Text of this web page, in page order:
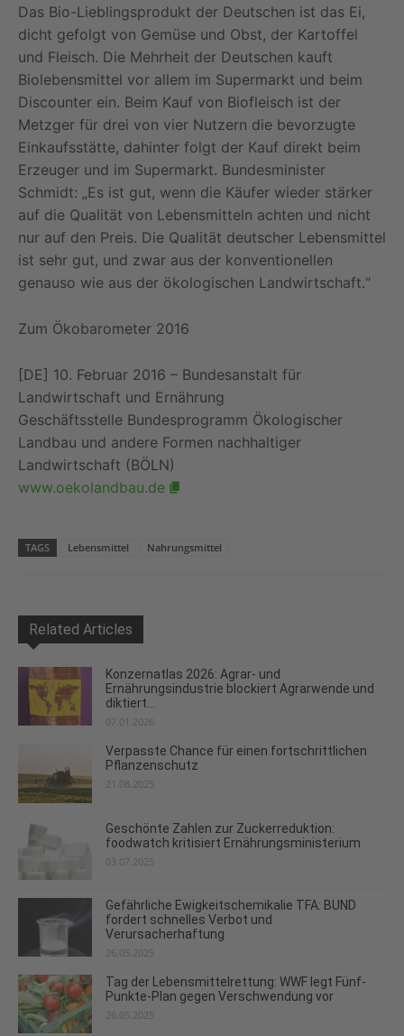
Das Bio-Lieblingsprodukt der Deutschen ist das Ei,
dicht gefolgt von Gemüse und Obst, der Kartoffel
und Fleisch. Die Mehrheit der Deutschen kauft
Biolebensmittel vor allem im Supermarkt und beim
Discounter ein. Beim Kauf von Biofleisch ist der
Metzger für drei von vier Nutzern die bevorzugte
Einkaufsstätte, dahinter folgt der Kauf direkt beim
Erzeuger und im Supermarkt. Bundesminister
Schmidt: „Es ist gut, wenn die Käufer wieder stärker
auf die Qualität von Lebensmitteln achten und nicht
nur auf den Preis. Die Qualität deutscher Lebensmittel
ist sehr gut, und zwar aus der konventionellen
genauso wie aus der ökologischen Landwirtschaft.“
Zum Ökobarometer 2016
[DE] 10. Februar 2016 – Bundesanstalt für
Landwirtschaft und Ernährung
Geschäftsstelle Bundesprogramm Ökologischer
Landbau und andere Formen nachhaltiger
Landwirtschaft (BÖLN)
www.oekolandbau.de
TAGS Lebensmittel Nahrungsmittel
Related Articles
Konzernatlas 2026: Agrar- und
Ernährungsindustrie blockiert Agrarwende und
diktiert...
07.01.2026
Verpasste Chance für einen fortschrittlichen
Pflanzenschutz
21.08.2025
Geschönte Zahlen zur Zuckerreduktion:
foodwatch kritisiert Ernährungsministerium
03.07.2025
Gefährliche Ewigkeitschemikalie TFA: BUND
fordert schnelles Verbot und
Verursacherhaftung
26.05.2025
Tag der Lebensmittelrettung: WWF legt Fünf-
Punkte-Plan gegen Verschwendung vor
26.05.2025